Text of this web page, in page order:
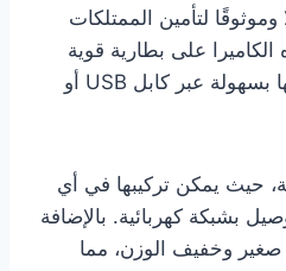
لتأمين الممتلكات
على بطارية قوية
يمكن شحنها وإعادة شحنها بسهولة عبر كابل USB أو
حيث يمكن تركيبها في أي
بشبكة كهربائية. بالإضافة
صغير وخفيف الوزن، مما